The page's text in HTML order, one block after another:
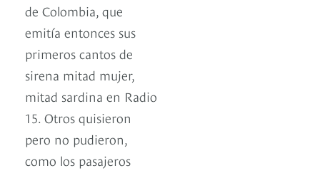
de Colombia, que
emitía entonces sus
primeros cantos de
sirena mitad mujer,
mitad sardina en Radio
15. Otros quisieron
pero no pudieron,
como los pasajeros